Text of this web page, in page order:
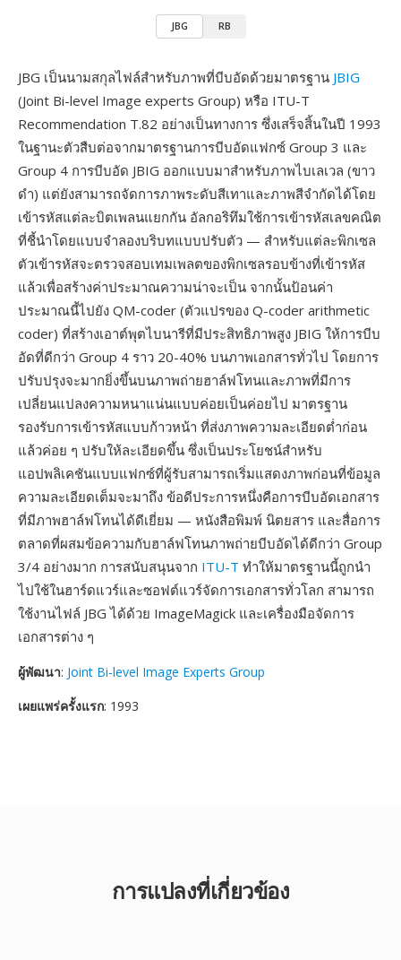
JBG RB
JBG เป็นนามสกุลไฟล์สำหรับภาพที่บีบอัดด้วยมาตรฐาน JBIG
(Joint Bi-level Image experts Group) หรือ ITU-T
Recommendation T.82 อย่างเป็นทางการ ซึ่งเสร็จสิ้นในปี 1993
ในฐานะตัวสืบต่อจากมาตรฐานการบีบอัดแฟกซ์ Group 3 และ
Group 4 การบีบอัด JBIG ออกแบบมาสำหรับภาพไบเลเวล (ขาว
ดำ) แต่ยังสามารถจัดการภาพระดับสีเทาและภาพสีจำกัดได้โดย
เข้ารหัสแต่ละบิตเพลนแยกกัน อัลกอริทึมใช้การเข้ารหัสเลขคณิต
ที่ชี้นำโดยแบบจำลองบริบทแบบปรับตัว — สำหรับแต่ละพิกเซล
ตัวเข้ารหัสจะตรวจสอบเทมเพลตของพิกเซลรอบข้างที่เข้ารหัส
แล้วเพื่อสร้างค่าประมาณความน่าจะเป็น จากนั้นป้อนค่า
ประมาณนี้ไปยัง QM-coder (ตัวแปรของ Q-coder arithmetic
coder) ที่สร้างเอาต์พุตไบนารีที่มีประสิทธิภาพสูง JBIG ให้การบีบ
อัดที่ดีกว่า Group 4 ราว 20-40% บนภาพเอกสารทั่วไป โดยการ
ปรับปรุงจะมากยิ่งขึ้นบนภาพถ่ายฮาล์ฟโทนและภาพที่มีการ
เปลี่ยนแปลงความหนาแน่นแบบค่อยเป็นค่อยไป มาตรฐาน
รองรับการเข้ารหัสแบบก้าวหน้า ที่ส่งภาพความละเอียดต่ำก่อน
แล้วค่อย ๆ ปรับให้ละเอียดขึ้น ซึ่งเป็นประโยชน์สำหรับ
แอปพลิเคชันแบบแฟกซ์ที่ผู้รับสามารถเริ่มแสดงภาพก่อนที่ข้อมูล
ความละเอียดเต็มจะมาถึง ข้อดีประการหนึ่งคือการบีบอัดเอกสาร
ที่มีภาพฮาล์ฟโทนได้ดีเยี่ยม — หนังสือพิมพ์ นิตยสาร และสื่อการ
ตลาดที่ผสมข้อความกับฮาล์ฟโทนภาพถ่ายบีบอัดได้ดีกว่า Group
3/4 อย่างมาก การสนับสนุนจาก ITU-T ทำให้มาตรฐานนี้ถูกนำ
ไปใช้ในฮาร์ดแวร์และซอฟต์แวร์จัดการเอกสารทั่วโลก สามารถ
ใช้งานไฟล์ JBG ได้ด้วย ImageMagick และเครื่องมือจัดการ
เอกสารต่าง ๆ
ผู้พัฒนา: Joint Bi-level Image Experts Group
เผยแพร่ครั้งแรก: 1993
การแปลงที่เกี่ยวข้อง